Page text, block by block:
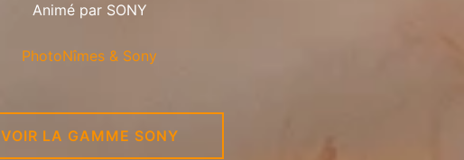
Animé par SONY
PhotoNîmes & Sony
VOIR LA GAMME SONY